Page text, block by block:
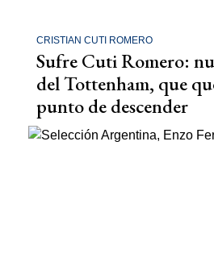
CRISTIAN CUTI ROMERO
Sufre Cuti Romero:
del Tottenham, que
punto de descender